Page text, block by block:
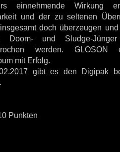
einnehmende Wirkung
und der zu seltenen
doch überzeugen
und Sludge-Jünger
werden.
mit Erfolg.
gibt es den Digipak
Punkten